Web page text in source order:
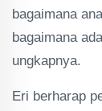
bagaimana
bagaimana
ungkapnya.
Eri berharap